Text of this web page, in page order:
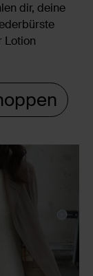
dir, deine
Lotion